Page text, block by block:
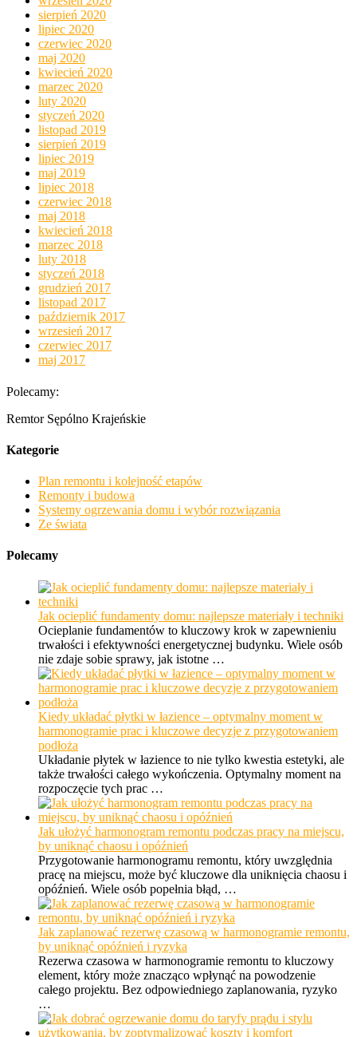
sierpień 2020
lipiec 2020
czerwiec 2020
maj 2020
kwiecień 2020
marzec 2020
luty 2020
styczeń 2020
listopad 2019
sierpień 2019
lipiec 2019
maj 2019
lipiec 2018
czerwiec 2018
maj 2018
kwiecień 2018
marzec 2018
luty 2018
styczeń 2018
grudzień 2017
listopad 2017
październik 2017
wrzesień 2017
czerwiec 2017
maj 2017
Polecamy:
Remtor Sępólno Krajeńskie
Kategorie
Plan remontu i kolejność etapów
Remonty i budowa
Systemy ogrzewania domu i wybór rozwiązania
Ze świata
Polecamy
Jak ocieplić fundamenty domu: najlepsze materiały i techniki
Ocieplanie fundamentów to kluczowy krok w zapewnieniu
trwałości i efektywności energetycznej budynku. Wiele osób
nie zdaje sobie sprawy, jak istotne …
Kiedy układać płytki w łazience – optymalny moment w
harmonogramie prac i kluczowe decyzje z przygotowaniem
podłoża
Układanie płytek w łazience to nie tylko kwestia estetyki, ale
także trwałości całego wykończenia. Optymalny moment na
rozpoczęcie tych prac …
Jak ułożyć harmonogram remontu podczas pracy na miejscu,
by uniknąć chaosu i opóźnień
Przygotowanie harmonogramu remontu, który uwzględnia
pracę na miejscu, może być kluczowe dla uniknięcia chaosu i
opóźnień. Wiele osób popełnia błąd, …
Jak zaplanować rezerwę czasową w harmonogramie remontu,
by uniknąć opóźnień i ryzyka
Rezerwa czasowa w harmonogramie remontu to kluczowy
element, który może znacząco wpłynąć na powodzenie
całego projektu. Bez odpowiedniego zaplanowania, ryzyko
…